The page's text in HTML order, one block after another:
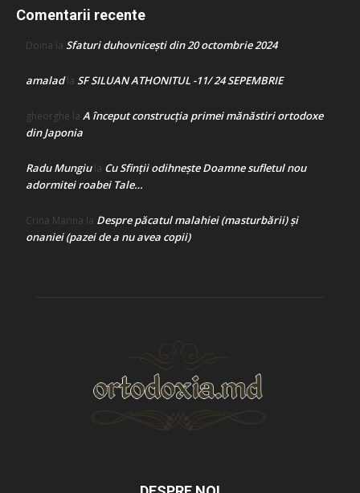
Comentarii recente
Doina la Sfaturi duhovnicești din 20 octombrie 2024
amaladla SF SILUAN ATHONITUL -11/ 24 SEPEMBRIE
gheorghe la A început construcţia primei mănăstiri ortodoxe
din Japonia
Radu Mungiula Cu Sfinții odihnește Doamne sufletul nou
adormitei roabei Tale…
Crina Marina la Despre păcatul malahiei (masturbării) şi
onaniei (pazei de a nu avea copii)